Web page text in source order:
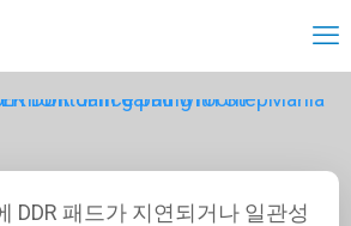
DDR 패드가 지연되거나 일관성